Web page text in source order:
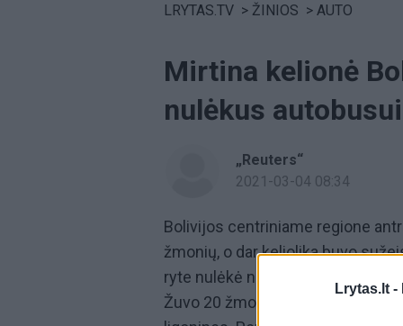
Lrytas.lt -
LRYTAS.TV > ŽINIOS > AUTO
Mirtina kelionė
nulėkus
„Reuters“
2021-03-04 08:34
Bolivijos centriniame regione
žmonių, o dar keliolika buvo
ryte nulėkė nuo kelio tarp
Žuvo 20 žmonių, o dar maždaug